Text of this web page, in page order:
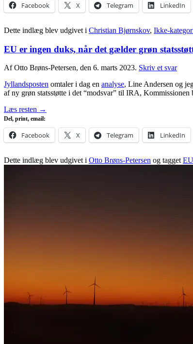
Facebook X Telegram LinkedIn
Dette indlæg blev udgivet i Christian Bjørnskov, Ikke-
EU er ingen duks, når det gælder grøn
Af Otto Brøns-Petersen, den 6. marts 2023. Skriv et svar
Jyllandsposten omtaler i dag en analyse, Line Andersen og
af ny grøn statsstøtte i det “modsvar” til IRA, Kommissionen
Læs resten →
Del, print, email:
Facebook X Telegram LinkedIn
Dette indlæg blev udgivet i Otto Brøns-Petersen og tagget EU